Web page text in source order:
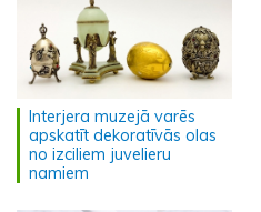
Interjera muzejā varēs
apskatīt dekoratīvās olas
no izciliem juvelieru
namiem